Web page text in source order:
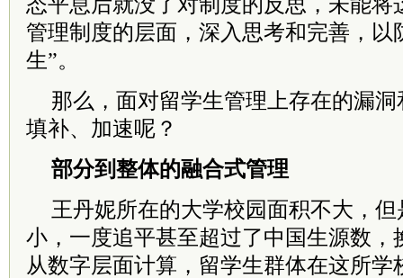
管理制度的层面，深入思考和完善，以
生”。
那么，面对留学生管理上存在的漏
填补、加速呢？
部分到整体的融合式管理
王丹妮所在的大学校园面积不大，
小，一度追平甚至超过了中国生源数，
从数字层面计算，留学生群体在这所学